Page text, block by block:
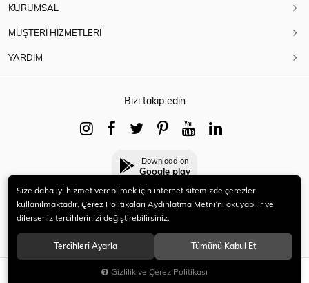
SEPETE EKLE
KURUMSAL
MÜŞTERİ HİZMETLERİ
YARDIM
Bizi takip edin
Download on
Google play
© 2021 HERYENİ. Tüm hakları saklıdır.
Size daha iyi hizmet verebilmek için internet sitemizde çerezler
kullanılmaktadır. Çerez Politikaları Aydınlatma Metni’ni okuyabilir ve
dilerseniz tercihlerinizi değiştirebilirsiniz.
Tercihleri Ayarla Tümünü Kabul Et
Gizlilik ve Çerez Politikası